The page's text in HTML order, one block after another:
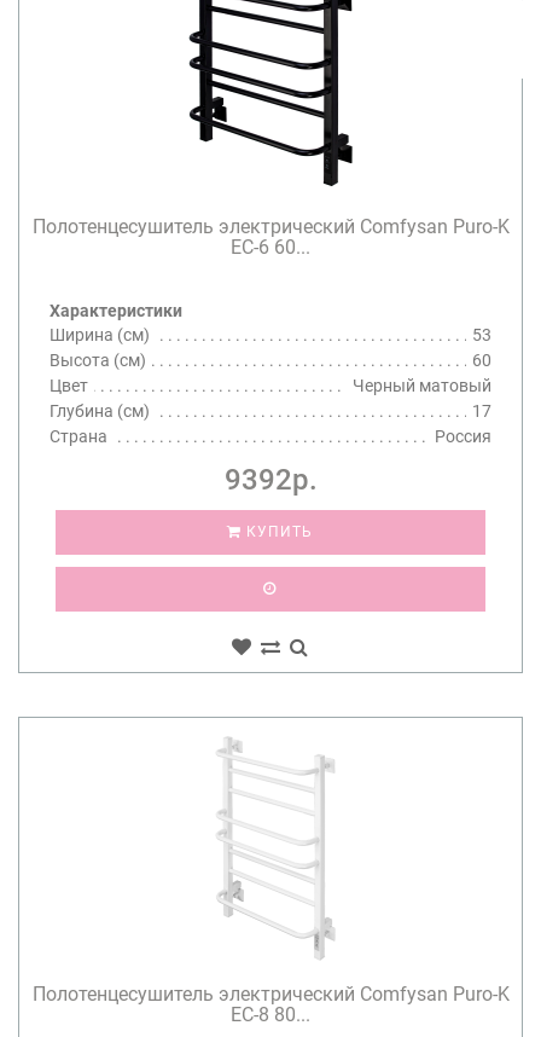
Полотенцесушитель электрический Comfysan Puro-K
EC-6 60...
Характеристики
Ширина (см)
53
Высота (см)
60
Цвет
Черный матовый
Глубина (см)
17
Страна
Россия
9392р.
КУПИТЬ
Полотенцесушитель электрический Comfysan Puro-K
EC-8 80...